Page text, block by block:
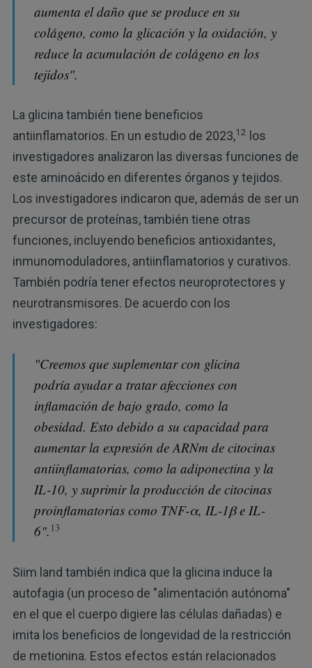
aumenta el daño que se produce en su
colágeno, como la glicación y la oxidación, y
reduce la acumulación de colágeno en los
tejidos".
La glicina también tiene beneficios
antiinflamatorios. En un estudio de 2023,12
los
investigadores analizaron las diversas funciones de
este aminoácido en diferentes órganos y tejidos.
Los investigadores indicaron que, además de ser un
precursor de proteínas, también tiene otras
funciones, incluyendo beneficios antioxidantes,
inmunomoduladores, antiinflamatorios y curativos.
También podría tener efectos neuroprotectores y
neurotransmisores. De acuerdo con los
investigadores:
"Creemos que suplementar con glicina
podría ayudar a tratar afecciones con
inflamación de bajo grado, como la
obesidad. Esto debido a su capacidad para
aumentar la expresión de ARNm de citocinas
antiinflamatorias, como la adiponectina y la
IL-10, y suprimir la producción de citocinas
proinflamatorias como TNF-α, IL-1β e IL-
6". 13
Siim land también indica que la glicina induce la
autofagia (un proceso de "alimentación autónoma"
en el que el cuerpo digiere las células dañadas) e
imita los beneficios de longevidad de la restricción
de metionina. Estos efectos están relacionados